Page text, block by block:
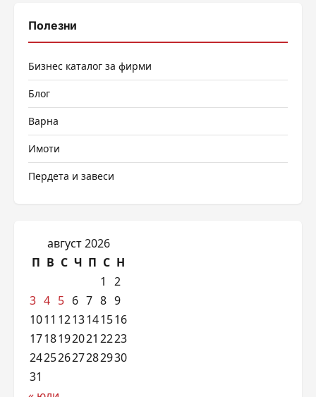
Полезни
Бизнес каталог за фирми
Блог
Варна
Имоти
Пердета и завеси
август 2026
П В С Ч П С Н
1
2
3 4 5 6 7 8 9
1011 1213141516
1718192021 2223
24252627282930
31